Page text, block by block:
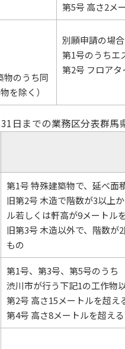
第5号 高さ2メ
物のうち同
を除く）
別願申請の場合
第1号のうちエ
第2号 フロア
31日までの業務区分表群
第1号 特殊建築物で、延べ面
旧第2号 木造で階数が3以上
ル若しくは軒高が9メートル
旧第3号 木造以外で、階数が
もの
第1号、第3号、第5号のうち
渋川市が行う下記1の工作物
第2号 高さ15メートルを超え
第4号 高さ8メートルを超え